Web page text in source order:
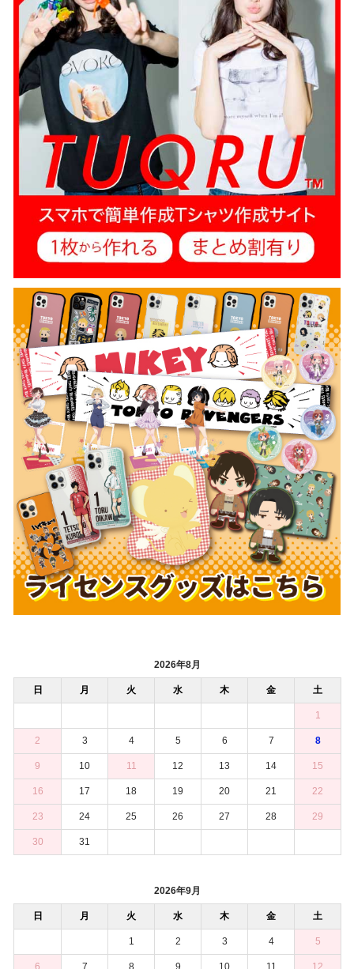
2026年8月
日 月 火 水 木 金 土
1
2 3 4 5 6 7 8
9 10 11 12 13 14 15
16 17 18 19 20 21 22
23 24 25 26 27 28 29
30 31
2026年9月
日 月 火 水 木 金 土
1 2 3 4 5